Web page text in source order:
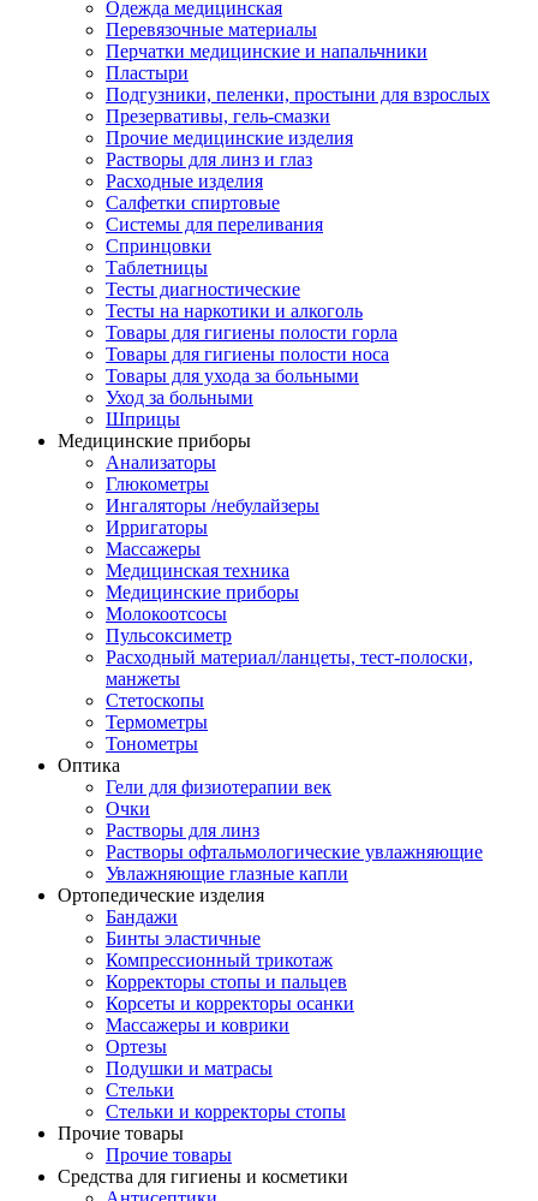
Одежда медицинская
Перевязочные материалы
Перчатки медицинские и напальчники
Пластыри
Подгузники, пеленки, простыни для взрослых
Презервативы, гель-смазки
Прочие медицинские изделия
Растворы для линз и глаз
Расходные изделия
Салфетки спиртовые
Системы для переливания
Спринцовки
Таблетницы
Тесты диагностические
Тесты на наркотики и алкоголь
Товары для гигиены полости горла
Товары для гигиены полости носа
Товары для ухода за больными
Уход за больными
Шприцы
Медицинские приборы
Анализаторы
Глюкометры
Ингаляторы /небулайзеры
Ирригаторы
Массажеры
Медицинская техника
Медицинские приборы
Молокоотсосы
Пульсоксиметр
Расходный материал/ланцеты, тест-полоски,
манжеты
Стетоскопы
Термометры
Тонометры
Оптика
Гели для физиотерапии век
Очки
Растворы для линз
Растворы офтальмологические увлажняющие
Увлажняющие глазные капли
Ортопедические изделия
Бандажи
Бинты эластичные
Компрессионный трикотаж
Корректоры стопы и пальцев
Корсеты и корректоры осанки
Массажеры и коврики
Ортезы
Подушки и матрасы
Стельки
Стельки и корректоры стопы
Прочие товары
Прочие товары
Средства для гигиены и косметики